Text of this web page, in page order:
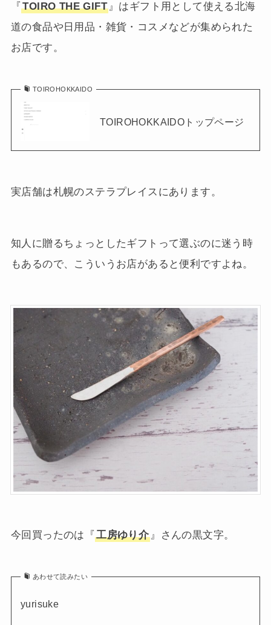
『TOIRO THE GIFT』はギフト用として使える北海
道の食品や日用品・雑貨・コスメなどが集められた
お店です。
TOIROHOKKAIDO
TOIROHOKKAIDOトップページ
実店舗は札幌のステラプレイスにあります。
知人に贈るちょっとしたギフトって選ぶのに迷う時
もあるので、こういうお店があると便利ですよね。
今回買ったのは『工房ゆり介 』さんの黒文字。
あわせて読みたい
yurisuke